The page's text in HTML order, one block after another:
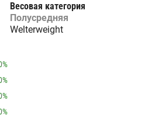
Весовая категория
Полусредняя
Welterweight